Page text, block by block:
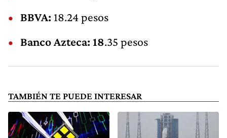
BBVA: 18.24 pesos
Banco Azteca: 18.35 pesos
TAMBIÉN TE PUEDE INTERESAR